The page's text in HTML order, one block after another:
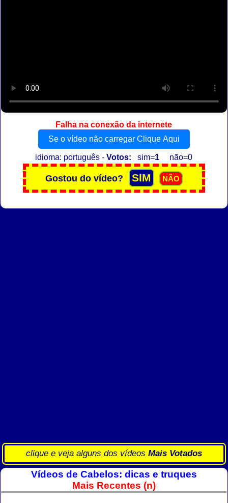
Falha na conexão da internete
Se o vídeo não carregar Clique Aqui
idioma: português -Votos: sim=1 não=0
clique e veja alguns dos vídeos Mais Votados
Vídeos de Cabelos: dicas e truques
Mais Recentes (n)